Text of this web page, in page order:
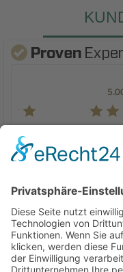
SEHR GUT